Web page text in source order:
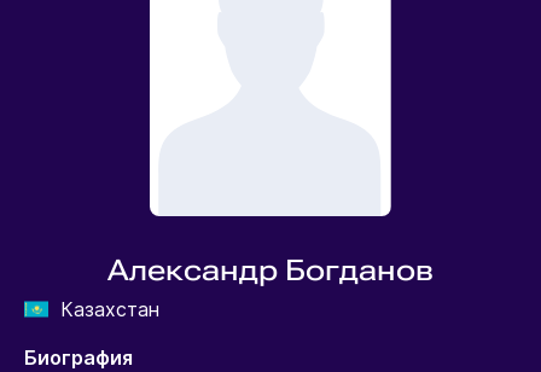
Александр Богданов
Казахстан
Биография